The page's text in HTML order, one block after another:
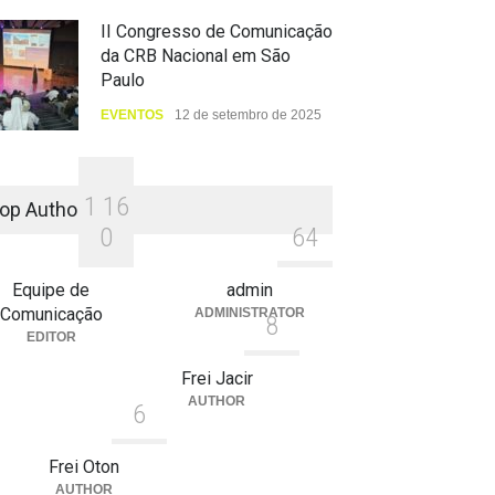
II Congresso de Comunicação
da CRB Nacional em São
Paulo
EVENTOS 12 de setembro de 2025
Authors1 1 6
0
Equipe de
Comunicação
EDITOR
64
admin
ADMINISTRATOR
8
Frei Jacir
AUTHOR
6
Frei Oton
AUTHOR